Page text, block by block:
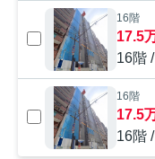
16階
17.5
16階
16階
17.5
16階